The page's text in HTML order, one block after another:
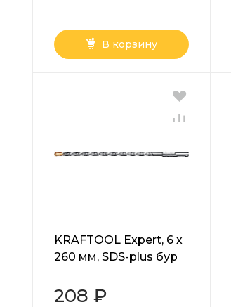
В корзину
KRAFTOOL Expert, 6 х
260 мм, SDS-plus бур
208 ₽